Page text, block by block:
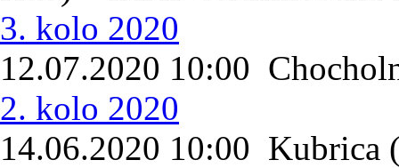
3. kolo 2020
12.07.2020 10:00
2. kolo 2020
14.06.2020 10:00